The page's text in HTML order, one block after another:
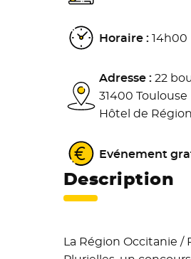
Horaire :14h00
Adresse :22
31400
Hôtel de
Evénement
Description
La Région Occitanie /